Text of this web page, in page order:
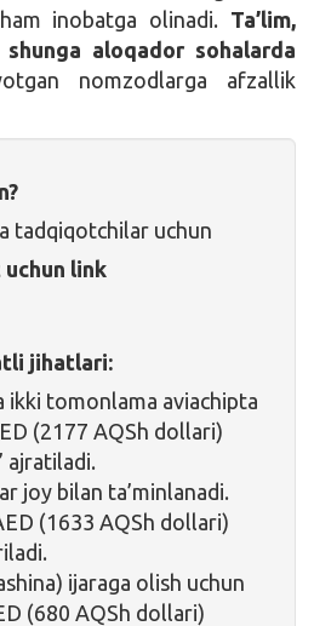
inobatga olinadi. Ta’lim,
shunga aloqador sohalarda
nomzodlarga afzallik
tadqiqotchilar uchun
link
jihatlari:
ikki tomonlama aviachipta
(2177 AQSh dollari)
ajratiladi.
joy bilan ta’minlanadi.
(1633 AQSh dollari)
ijaraga olish uchun
(680 AQSh dollari)